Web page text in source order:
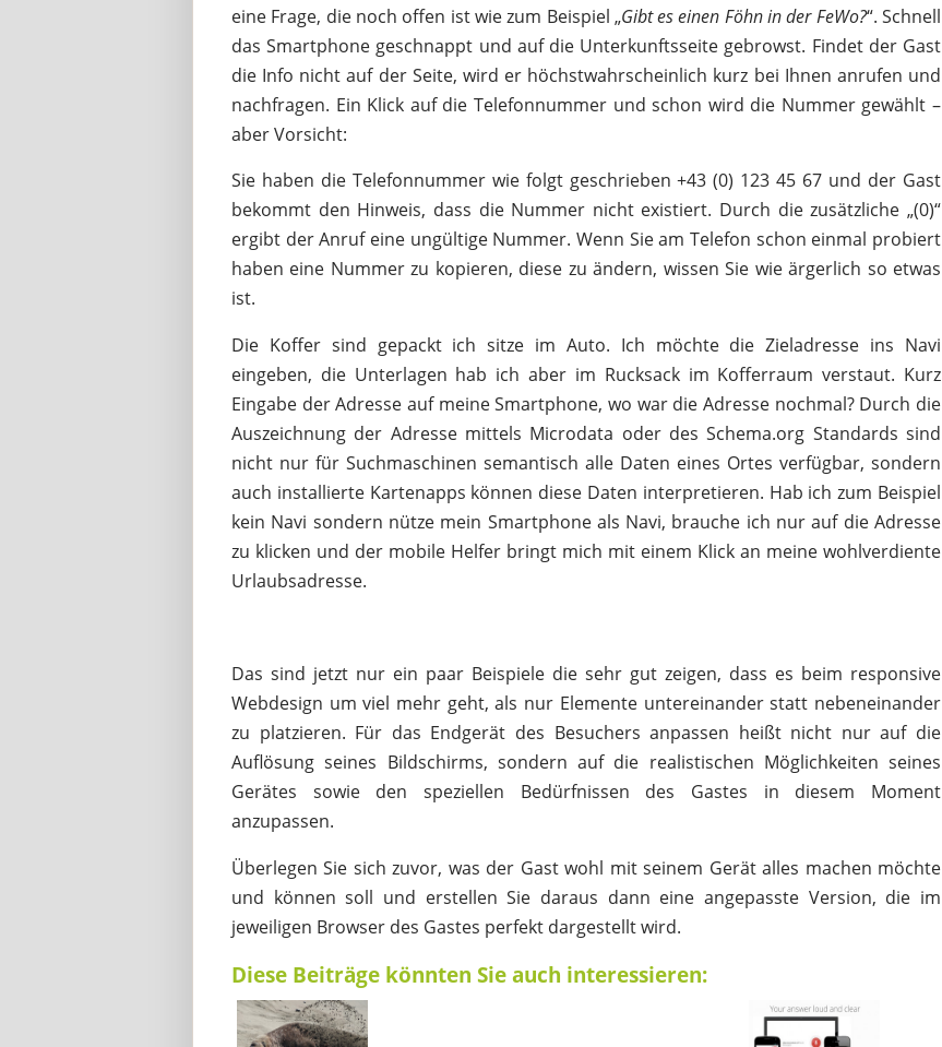
eine Frage, die noch offen ist wie zum Beispiel „Gibt es einen Föhn in der FeWo?“. Schnell
das Smartphone geschnappt und auf die Unterkunftsseite gebrowst. Findet der Gast
die Info nicht auf der Seite, wird er höchstwahrscheinlich kurz bei Ihnen anrufen und
nachfragen. Ein Klick auf die Telefonnummer und schon wird die Nummer gewählt –
aber Vorsicht:
Sie haben die Telefonnummer wie folgt geschrieben +43 (0) 123 45 67 und der Gast
bekommt den Hinweis, dass die Nummer nicht existiert. Durch die zusätzliche „(0)“
ergibt der Anruf eine ungültige Nummer. Wenn Sie am Telefon schon einmal probiert
haben eine Nummer zu kopieren, diese zu ändern, wissen Sie wie ärgerlich so etwas
ist.
Die Koffer sind gepackt ich sitze im Auto. Ich möchte die Zieladresse ins Navi
eingeben, die Unterlagen hab ich aber im Rucksack im Kofferraum verstaut. Kurz
Eingabe der Adresse auf meine Smartphone, wo war die Adresse nochmal? Durch die
Auszeichnung der Adresse mittels Microdata oder des Schema.org Standards sind
nicht nur für Suchmaschinen semantisch alle Daten eines Ortes verfügbar, sondern
auch installierte Kartenapps können diese Daten interpretieren. Hab ich zum Beispiel
kein Navi sondern nütze mein Smartphone als Navi, brauche ich nur auf die Adresse
zu klicken und der mobile Helfer bringt mich mit einem Klick an meine wohlverdiente
Urlaubsadresse.
Das sind jetzt nur ein paar Beispiele die sehr gut zeigen, dass es beim responsive
Webdesign um viel mehr geht, als nur Elemente untereinander statt nebeneinander
zu platzieren. Für das Endgerät des Besuchers anpassen heißt nicht nur auf die
Auflösung seines Bildschirms, sondern auf die realistischen Möglichkeiten seines
Gerätes sowie den speziellen Bedürfnissen des Gastes in diesem Moment
anzupassen.
Überlegen Sie sich zuvor, was der Gast wohl mit seinem Gerät alles machen möchte
und können soll und erstellen Sie daraus dann eine angepasste Version, die im
jeweiligen Browser des Gastes perfekt dargestellt wird.
Diese Beiträge könnten Sie auch interessieren: